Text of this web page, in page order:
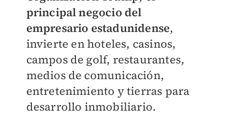
principal negocio del
empresario estadunidense,
invierte enhoteles, casinos,
campos de golf, restaurantes,
medios de comunicación,
entretenimiento y tierras para
desarrollo inmobiliario.